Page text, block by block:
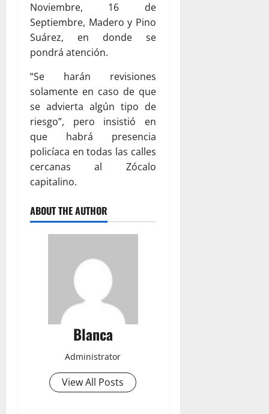
Noviembre, 16 de
Septiembre, Madero y Pino
Suárez, en donde se
pondrá atención.
“Se harán revisiones
solamente en caso de que
se advierta algún tipo de
riesgo”, pero insistió en
que habrá presencia
policíaca en todas las calles
cercanas al Zócalo
capitalino.
ABOUT THE AUTHOR
Blanca
Administrator
View All Posts